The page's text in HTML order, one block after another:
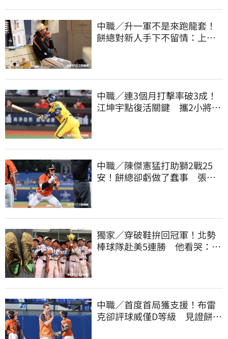
中職／升一軍不是來跑龍套！
餅總對新人手下不留情：上來
中職／連3個月打擊率破3成！
江坤宇點復活關鍵 攜2小將赴
中職／陳傑憲猛打助獅2戰25
安！餅總卻虧做了蠢事 張翔
獨家／穿破鞋拚回冠軍！北勢
棒球隊赴美5連勝 他看哭：台
中職／首度首局獲支援！布雷
克卻評球威僅D等級 見證餅總